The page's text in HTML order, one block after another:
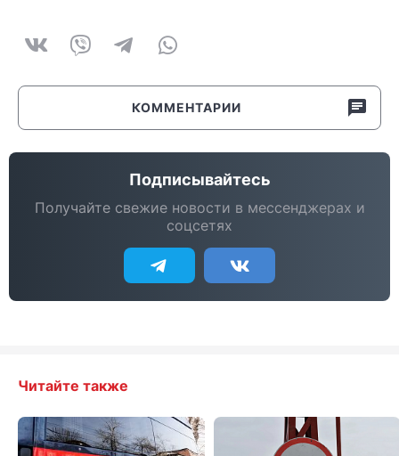
КОММЕНТАРИИ
Подписывайтесь
Получайте свежие новости в мессенджерах и
соцсетях
Читайте также